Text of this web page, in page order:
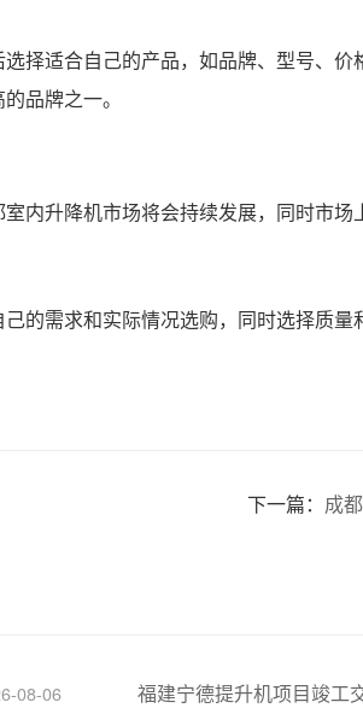
择适合自己的产品，如品牌、型号、
品牌之一。
内升降机市场将会持续发展，同时市
的需求和实际情况选购，同时选择质
下一篇： 成
08-06 福建宁德提升机项目竣工